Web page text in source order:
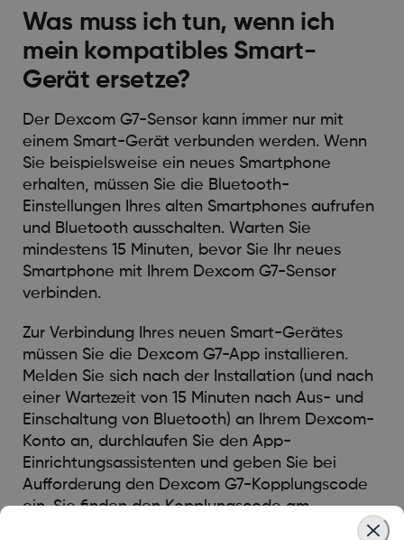
Was muss ich tun, wenn ich
mein kompatibles Smart-
Gerät ersetze?
Der Dexcom G7-Sensor kann immer nur mit
einem Smart-Gerät verbunden werden. Wenn
Sie beispielsweise ein neues Smartphone
erhalten, müssen Sie die Bluetooth-
Einstellungen Ihres alten Smartphones aufrufen
und Bluetooth ausschalten. Warten Sie
mindestens 15 Minuten, bevor Sie Ihr neues
Smartphone mit Ihrem Dexcom G7-Sensor
verbinden.
Zur Verbindung Ihres neuen Smart-Gerätes
müssen Sie die Dexcom G7-App installieren.
Melden Sie sich nach der Installation (und nach
einer Wartezeit von 15 Minuten nach Aus- und
Einschaltung von Bluetooth) an Ihrem Dexcom-
Konto an, durchlaufen Sie den App-
Einrichtungsassistenten und geben Sie bei
Aufforderung den Dexcom G7-Kopplungscode
ein. Sie finden den Kopplungscode am
Sensorapplikator oder in der Dexcom G7-App